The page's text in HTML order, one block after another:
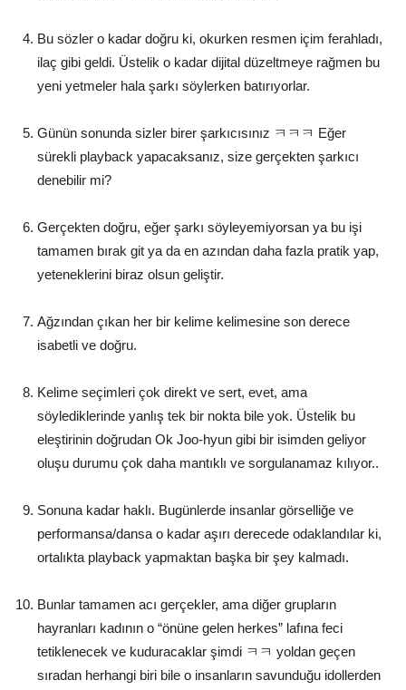
Bu sözler o kadar doğru ki, okurken resmen içim ferahladı,
ilaç gibi geldi. Üstelik o kadar dijital düzeltmeye rağmen bu
yeni yetmeler hala şarkı söylerken batırıyorlar.
Günün sonunda sizler birer şarkıcısınız ㅋㅋㅋ Eğer
sürekli playback yapacaksanız, size gerçekten şarkıcı
denebilir mi?
Gerçekten doğru, eğer şarkı söyleyemiyorsan ya bu işi
tamamen bırak git ya da en azından daha fazla pratik yap,
yeteneklerini biraz olsun geliştir.
Ağzından çıkan her bir kelime kelimesine son derece
isabetli ve doğru.
Kelime seçimleri çok direkt ve sert, evet, ama
söylediklerinde yanlış tek bir nokta bile yok. Üstelik bu
eleştirinin doğrudan Ok Joo-hyun gibi bir isimden geliyor
oluşu durumu çok daha mantıklı ve sorgulanamaz kılıyor..
Sonuna kadar haklı. Bugünlerde insanlar görselliğe ve
performansa/dansa o kadar aşırı derecede odaklandılar ki,
ortalıkta playback yapmaktan başka bir şey kalmadı.
Bunlar tamamen acı gerçekler, ama diğer grupların
hayranları kadının o “önüne gelen herkes” lafına feci
tetiklenecek ve kuduracaklar şimdi ㅋㅋ yoldan geçen
sıradan herhangi biri bile o insanların savunduğu idollerden